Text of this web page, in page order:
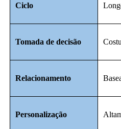
Ciclo
Tomada de decisão
Relacionamento
Personalização